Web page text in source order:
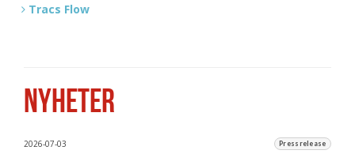
Tracs Flow
NYHETER
2026-07-03 Pressrelease